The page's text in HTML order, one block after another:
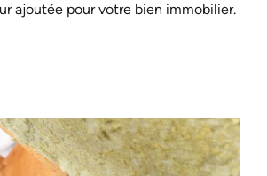
ajoutée pour votre bien immobilier.